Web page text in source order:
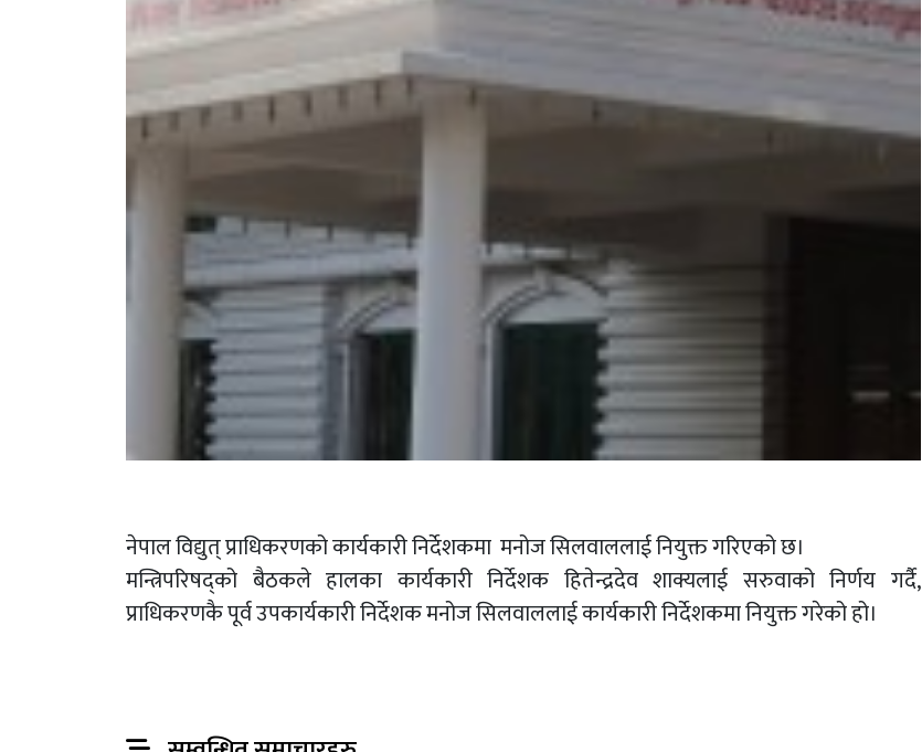
नेपाल विद्युत् प्राधिकरणको कार्यकारी निर्देशकमा मनोज सिलवाललाई नियुक्त गरिएको छ।
मन्त्रिपरिषद्को बैठकले हालका कार्यकारी निर्देशक हितेन्द्रदेव शाक्यलाई सरुवाको निर्णय गर्दै,
प्राधिकरणकै पूर्व उपकार्यकारी निर्देशक मनोज सिलवाललाई कार्यकारी निर्देशकमा नियुक्त गरेको हो।